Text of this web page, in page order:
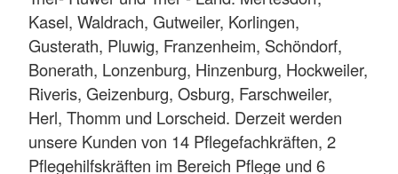
Kasel, Waldrach, Gutweiler, Korlingen,
Gusterath, Pluwig, Franzenheim, Schöndorf,
Bonerath, Lonzenburg, Hinzenburg, Hockweiler,
Riveris, Geizenburg, Osburg, Farschweiler,
Herl, Thomm und Lorscheid. Derzeit werden
unsere Kunden von 14 Pflegefachkräften, 2
Pflegehilfskräften im Bereich Pflege und 6